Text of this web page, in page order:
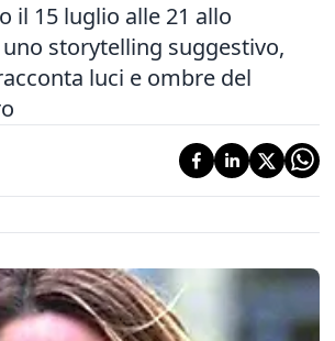
il 15 luglio alle 21 allo
uno storytelling suggestivo,
luci e ombre del